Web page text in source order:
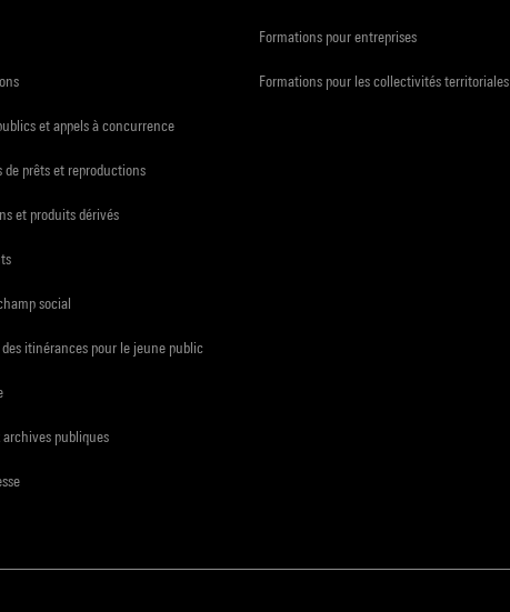
et appels à concurrence
de prêts et reproductions
et produits dérivés
social
itinérances pour le jeune public
archives publiques
Formations pour entreprises
Formations pour les collectivités territoriales